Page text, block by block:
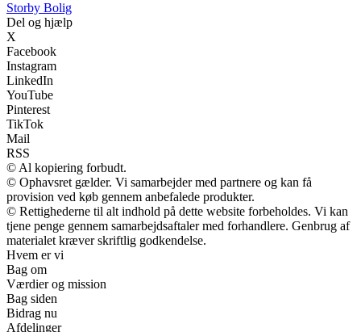
Storby Bolig
Del og hjælp
X
Facebook
Instagram
LinkedIn
YouTube
Pinterest
TikTok
Mail
RSS
© Al kopiering forbudt.
© Ophavsret gælder. Vi samarbejder med partnere og kan få
provision ved køb gennem anbefalede produkter.
© Rettighederne til alt indhold på dette website forbeholdes. Vi kan
tjene penge gennem samarbejdsaftaler med forhandlere. Genbrug af
materialet kræver skriftlig godkendelse.
Hvem er vi
Bag om
Værdier og mission
Bag siden
Bidrag nu
Afdelinger